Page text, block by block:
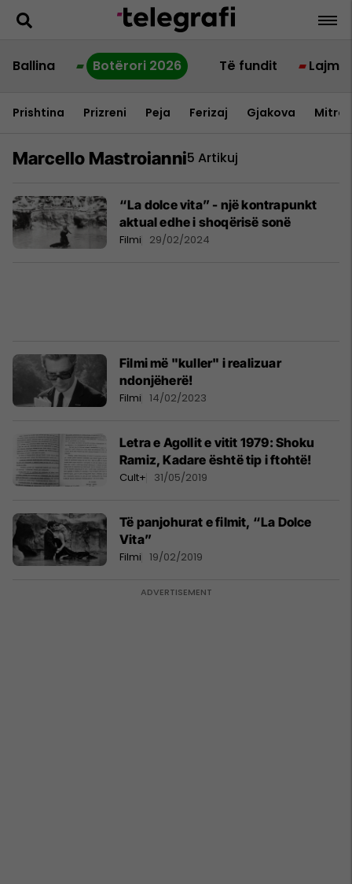
Ballina Botërori 2026 Të fundit Lajme
Prishtina Prizreni Peja Ferizaj Gjakova
Marcello Mastroianni5 Artikuj
“La dolce vita” - një kontrapunkt
aktual edhe i shoqërisë sonë
Filmi 29/02/2024
Filmi më "kuller" i realizuar
ndonjëherë!
Filmi 14/02/2023
Letra e Agollit e vitit 1979: Shoku
Ramiz, Kadare është tip i ftohtë!
Cult+ 31/05/2019
Të panjohurat e filmit, “La Dolce
Vita”
Filmi 19/02/2019